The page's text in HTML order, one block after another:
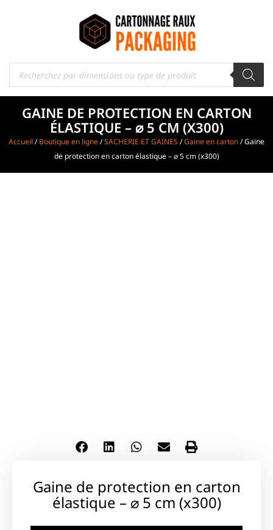
GAINE DE PROTECTION EN CARTON
ÉLASTIQUE – ⌀ 5 CM (X300)
Accueil /Boutique en ligne/SACHERIE ET GAINES /Gaine en carton/ Gaine
de protection en carton élastique – ⌀ 5 cm (x300)
Gaine de protection en carton
élastique – ⌀ 5 cm (x300)